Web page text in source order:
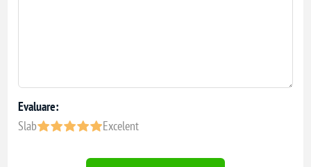
Evaluare:
Slab
Excelent